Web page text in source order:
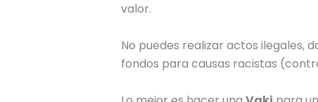
valor.
No puedes realizar actos ilegales,
fondos para causas racistas